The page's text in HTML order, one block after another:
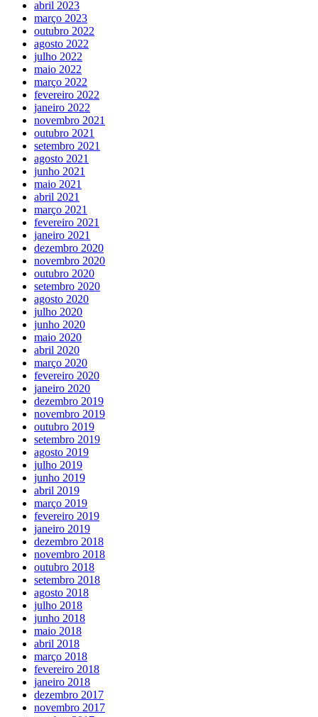
abril 2023
março 2023
outubro 2022
agosto 2022
julho 2022
maio 2022
março 2022
fevereiro 2022
janeiro 2022
novembro 2021
outubro 2021
setembro 2021
agosto 2021
junho 2021
maio 2021
abril 2021
março 2021
fevereiro 2021
janeiro 2021
dezembro 2020
novembro 2020
outubro 2020
setembro 2020
agosto 2020
julho 2020
junho 2020
maio 2020
abril 2020
março 2020
fevereiro 2020
janeiro 2020
dezembro 2019
novembro 2019
outubro 2019
setembro 2019
agosto 2019
julho 2019
junho 2019
abril 2019
março 2019
fevereiro 2019
janeiro 2019
dezembro 2018
novembro 2018
outubro 2018
setembro 2018
agosto 2018
julho 2018
junho 2018
maio 2018
abril 2018
março 2018
fevereiro 2018
janeiro 2018
dezembro 2017
novembro 2017